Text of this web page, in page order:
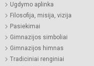
Ugdymo aplinka
Filosofija, misija, vizija
Pasiekimai
Gimnazijos simboliai
Gimnazijos himnas
Tradiciniai renginiai